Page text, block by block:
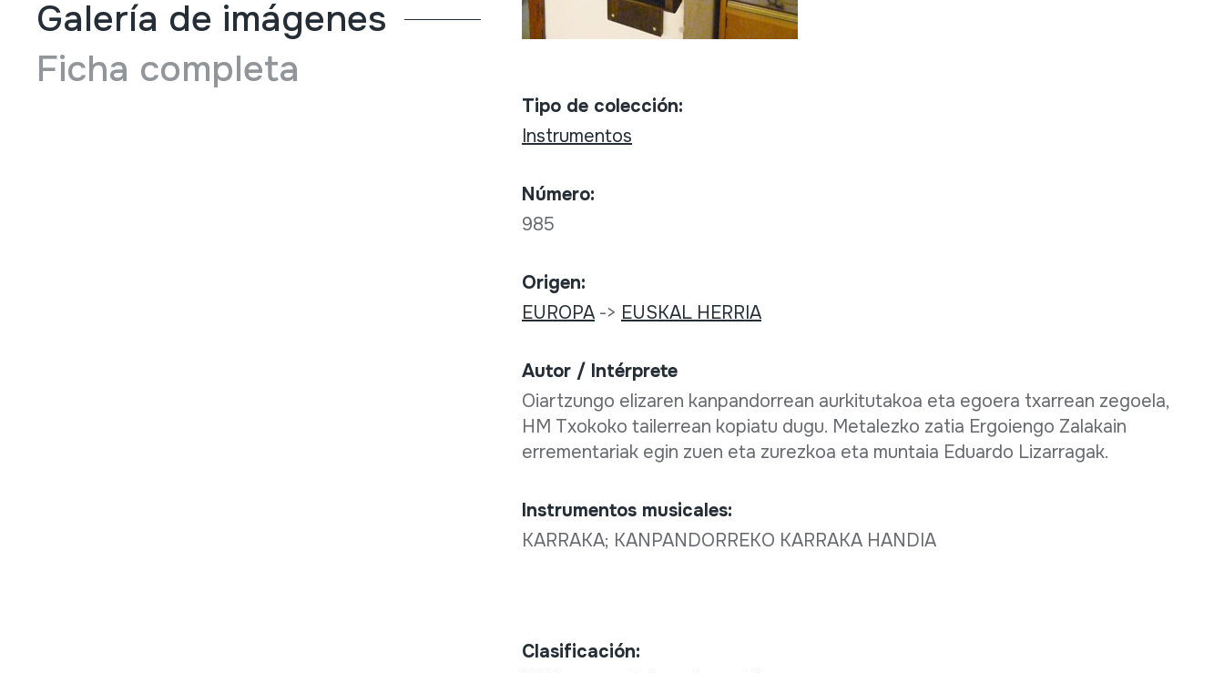
Galería de imágenes
Ficha completa
Tipo de colección:
Instrumentos
Número:
985
Origen:
EUROPA-> EUSKAL HERRIA
Autor / Intérprete
Oiartzungo elizaren kanpandorrean aurkitutakoa eta egoera txarrean zegoela,
HM Txokoko tailerrean kopiatu dugu. Metalezko zatia Ergoiengo Zalakain
errementariak egin zuen eta zurezkoa eta muntaia Eduardo Lizarragak.
Instrumentos musicales:
KARRAKA; KANPANDORREKO KARRAKA HANDIA
Clasificación: